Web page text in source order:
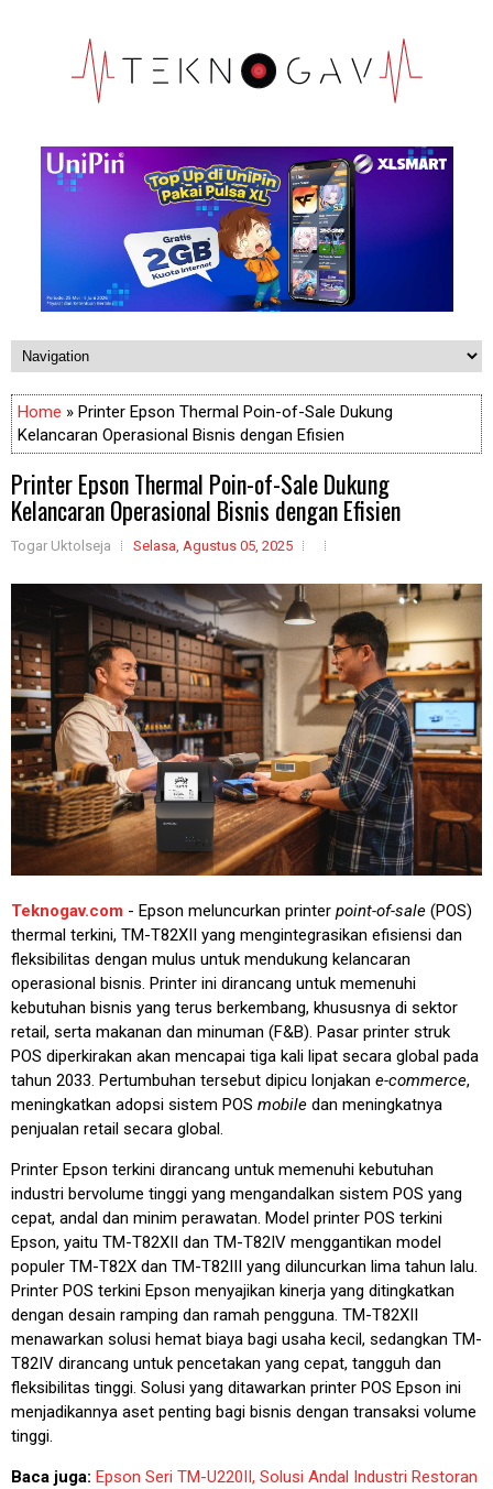
Home » Printer Epson Thermal Poin-of-Sale Dukung
Kelancaran Operasional Bisnis dengan Efisien
Printer Epson Thermal Poin-of-Sale Dukung
Kelancaran Operasional Bisnis dengan Efisien
Togar Uktolseja Selasa, Agustus 05, 2025
Teknogav.com - Epson meluncurkan printer point-of-sale (POS)
thermal terkini, TM-T82XII yang mengintegrasikan efisiensi dan
fleksibilitas dengan mulus untuk mendukung kelancaran
operasional bisnis. Printer ini dirancang untuk memenuhi
kebutuhan bisnis yang terus berkembang, khususnya di sektor
retail, serta makanan dan minuman (F&B). Pasar printer struk
POS diperkirakan akan mencapai tiga kali lipat secara global pada
tahun 2033. Pertumbuhan tersebut dipicu lonjakan e-commerce,
meningkatkan adopsi sistem POS mobile dan meningkatnya
penjualan retail secara global.
Printer Epson terkini dirancang untuk memenuhi kebutuhan
industri bervolume tinggi yang mengandalkan sistem POS yang
cepat, andal dan minim perawatan. Model printer POS terkini
Epson, yaitu TM-T82XII dan TM-T82IV menggantikan model
populer TM-T82X dan TM-T82III yang diluncurkan lima tahun lalu.
Printer POS terkini Epson menyajikan kinerja yang ditingkatkan
dengan desain ramping dan ramah pengguna. TM-T82XII
menawarkan solusi hemat biaya bagi usaha kecil, sedangkan TM-
T82IV dirancang untuk pencetakan yang cepat, tangguh dan
fleksibilitas tinggi. Solusi yang ditawarkan printer POS Epson ini
menjadikannya aset penting bagi bisnis dengan transaksi volume
tinggi.
Baca juga: Epson Seri TM-U220II, Solusi Andal Industri Restoran